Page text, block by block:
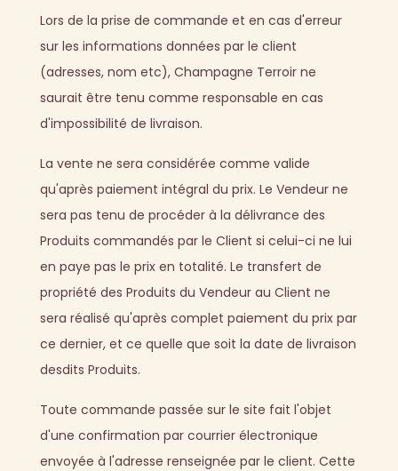
Lors de la prise de commande et en cas d'erreur
sur les informations données par le client
(adresses, nom etc), Champagne Terroir ne
saurait être tenu comme responsable en cas
d'impossibilité de livraison.
La vente ne sera considérée comme valide
qu'après paiement intégral du prix. Le Vendeur ne
sera pas tenu de procéder à la délivrance des
Produits commandés par le Client si celui-ci ne lui
en paye pas le prix en totalité. Le transfert de
propriété des Produits du Vendeur au Client ne
sera réalisé qu'après complet paiement du prix par
ce dernier, et ce quelle que soit la date de livraison
desdits Produits.
Toute commande passée sur le site fait l'objet
d'une confirmation par courrier électronique
envoyée à l'adresse renseignée par le client. Cette